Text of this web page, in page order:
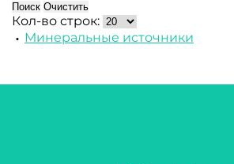
Поиск Очистить
Кол-во строк:
Минеральные источники